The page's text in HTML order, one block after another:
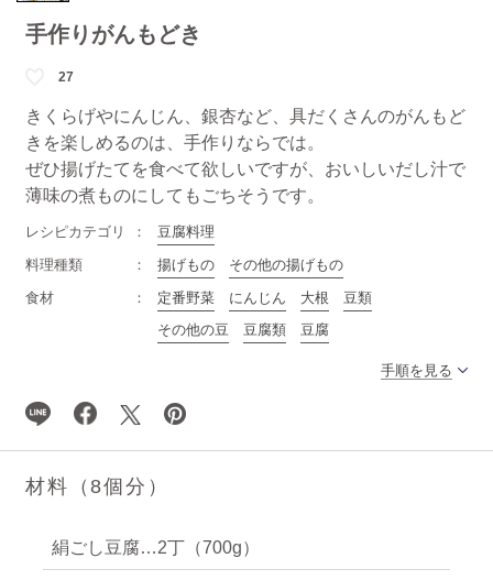
手作りがんもどき
27
きくらげやにんじん、銀杏など、具だくさんのがんもど
きを楽しめるのは、手作りならでは。
ぜひ揚げたてを食べて欲しいですが、おいしいだし汁で
薄味の煮ものにしてもごちそうです。
レシピカテゴリ
豆腐料理
料理種類
揚げもの
その他の揚げもの
食材
定番野菜 にんじん 大根
豆類
その他の豆
豆腐類 豆腐
手順を見る
材料（8個分）
絹ごし豆腐…2丁（700g）